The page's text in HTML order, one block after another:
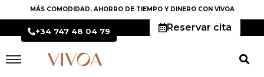
MÁS COMODIDAD, AHORRO DE TIEMPO Y DINERO CON VIVOA
+34 747 48 04 79 Reservar cita